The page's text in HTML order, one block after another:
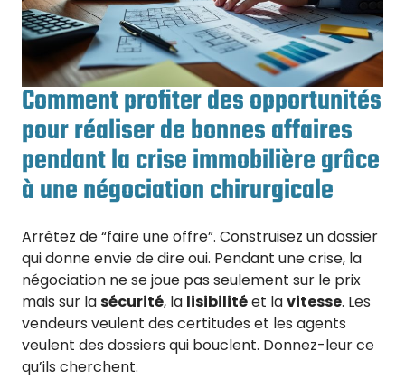
Comment profiter des opportunités
pour réaliser de bonnes affaires
pendant la crise immobilière grâce
à une négociation chirurgicale
Arrêtez de “faire une offre”. Construisez un dossier
qui donne envie de dire oui. Pendant une crise, la
négociation ne se joue pas seulement sur le prix
mais sur lasécurité, la lisibilitéet lavitesse. Les
vendeurs veulent des certitudes et les agents
veulent des dossiers qui bouclent. Donnez-leur ce
qu’ils cherchent.